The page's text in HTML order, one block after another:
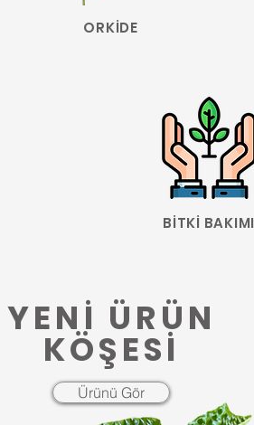
ORKİDE
BİTKİ BAKIMI
YENİ ÜRÜN
KÖŞESİ
Ürünü Gör